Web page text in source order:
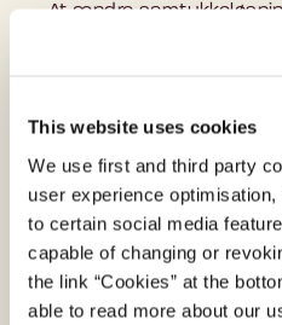
This website uses cookies
We use first and third party
user experience
to certain social media
capable of changing or
the link “Cookies” at the
able to read more about our
At ændre
mulighed for at opdele
teknologier tilbage, samt
tydelig for brugeren.
skal derudover være
en direkte og tydeligt